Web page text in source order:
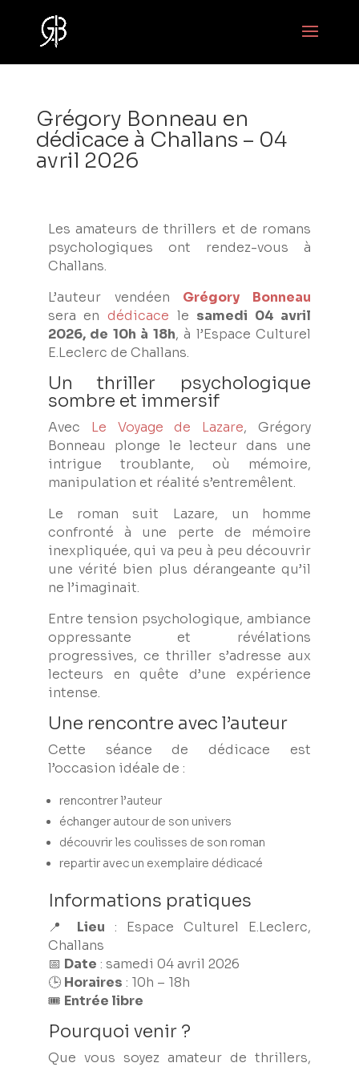
Grégory Bonneau en
dédicace à Challans – 04
avril 2026
Les amateurs de thrillers et de romans
psychologiques ont rendez-vous à
Challans.
L’auteur vendéen Grégory Bonneau
sera en dédicace le samedi 04 avril
2026, de 10h à 18h, à l’Espace Culturel
E.Leclerc de Challans.
Un thriller psychologique
sombre et immersif
Avec Le Voyage de Lazare, Grégory
Bonneau plonge le lecteur dans une
intrigue troublante, où mémoire,
manipulation et réalité s’entremêlent.
Le roman suit Lazare, un homme
confronté à une perte de mémoire
inexpliquée, qui va peu à peu découvrir
une vérité bien plus dérangeante qu’il
ne l’imaginait.
Entre tension psychologique, ambiance
oppressante et révélations
progressives, ce thriller s’adresse aux
lecteurs en quête d’une expérience
intense.
Une rencontre avec l’auteur
Cette séance de dédicace est
l’occasion idéale de :
rencontrer l’auteur
échanger autour de son univers
découvrir les coulisses de son roman
repartir avec un exemplaire dédicacé
Informations pratiques
📍 Lieu : Espace Culturel E.Leclerc,
Challans
📅 Date : samedi 04 avril 2026
🕒 Horaires : 10h – 18h
🎟️ Entrée libre
Pourquoi venir ?
Que vous soyez amateur de thrillers,